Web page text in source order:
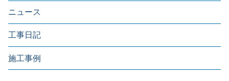
ニュース
工事日記
施工事例